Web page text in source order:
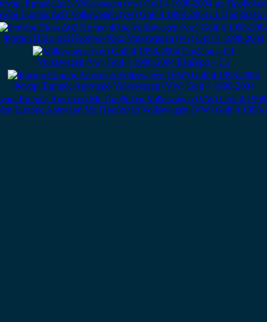
Εμπρός Δεξί Volkswagen (vw) Golf 4 1998-2004 με Προβολέα
Φανάρι Πίσω Δεξί Άσπρο Φλας Volkswagen (vw) Golf 4 1998-2004
Volkswagen (vw) Golf 4 1998-2004 Εταζέρα – C1
Φανάρι Εμπρός Αριστερό Volkswagen (VW) Golf 4 1998-2004
Εμπρός Αριστερό Με Προβολέα Volkswagen (VW) Golf 4 1998-